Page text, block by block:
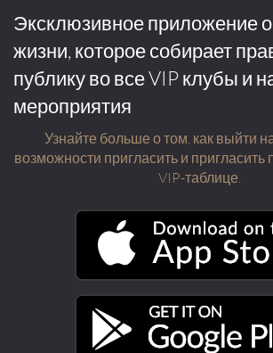
Эксклюзивное приложение
жизни, которое собирает
публику во все VIP клубы и
мероприятия
Узнайте больше о том, как выйти
возможности пригласить и пригласить
VIP-таблице.